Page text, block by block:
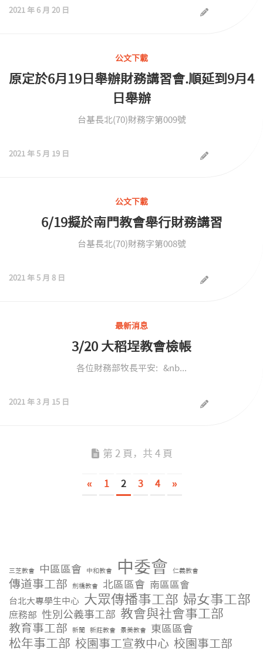
2021 年 6 月 20 日
公文下載
原定於6月19日舉辦財務講習會.順延到9月4
日舉辦
台基長北(70)財務字第009號
2021 年 5 月 19 日
公文下載
6/19擬於南門教會舉行財務講習
台基長北(70)財務字第008號
2021 年 5 月 8 日
最新消息
3/20 大稻埕教會檢帳
各位財務部牧長平安: &nb...
2021 年 3 月 15 日
第 2 頁，共 4 頁
« 1 2 3 4 »
三芝教會 中區區會 中和教會 中委會 仁義教會
傳道事工部 劍橋教會 北區區會 南區區會
台北大專學生中心 大眾傳播事工部 婦女事工部
庶務部 性別公義事工部 教會與社會事工部
教育事工部 新聞 新莊教會 景美教會 東區區會
松年事工部 校園事工宣教中心 校園事工部